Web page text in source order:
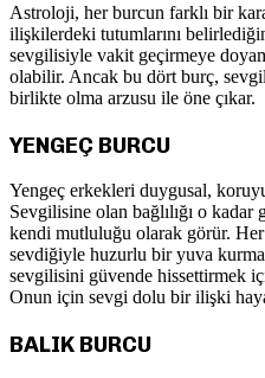
Astroloji, her burcun farklı bir
ilişkilerdeki tutumlarını
sevgilisiyle vakit geçirmeye
olabilir. Ancak bu dört burç,
birlikte olma arzusu ile öne çıkar.
YENGEÇ BURCU
Yengeç erkekleri duygusal,
Sevgilisine olan bağlılığı o
kendi mutluluğu olarak görür.
sevdiğiyle huzurlu bir yuva
sevgilisini güvende hissettirmek
Onun için sevgi dolu bir ilişki
BALIK BURCU